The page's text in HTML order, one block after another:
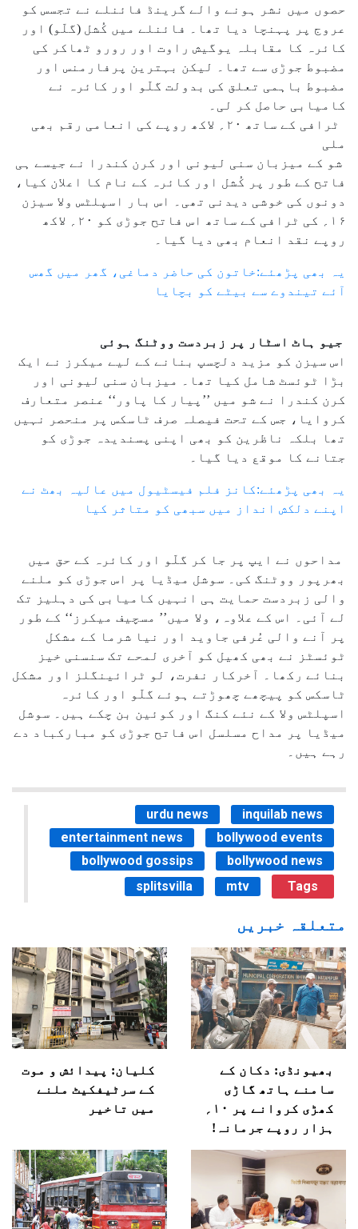
حصوں میں نشر ہونے والے گرینڈ فائنلے نے تجسس کو
عروج پر پہنچا دیا تھا۔ فائنلے میں کُشل (گلّو) اور
کائرہ کا مقابلہ یوگیش راوت اور رورو ٹھاکر کی
مضبوط جوڑی سے تھا۔ لیکن بہترین پرفارمنس اور
مضبوط باہمی تعلق کی بدولت گلّو اور کائرہ نے
کامیابی حاصل کر لی۔
ٹرافی کے ساتھ ۲۰؍ لاکھ روپے کی انعامی رقم بھی
ملی
شو کے میزبان سنی لیونی اور کرن کندرا نے جیسے ہی
فاتح کے طور پر کُشل اور کائرہ کے نام کا اعلان کیا،
دونوں کی خوشی دیدنی تھی۔ اس بار اسپلٹس ولا سیزن
۱۶؍ کی ٹرافی کے ساتھ اس فاتح جوڑی کو ۲۰؍ لاکھ
روپے نقد انعام بھی دیا گیا۔
یہ بھی پڑھئے:خاتون کی حاضر دماغی، گھر میں گھس
آئے تیندوے سے بیٹے کو بچایا
جیو ہاٹ اسٹار پر زبردست ووٹنگ ہوئی
اس سیزن کو مزید دلچسپ بنانے کے لیے میکرز نے ایک
بڑا ٹوئسٹ شامل کیا تھا۔ میزبان سنی لیونی اور
کرن کندرا نے شو میں ’’پیار کا پاور‘‘ عنصر متعارف
کروایا، جس کے تحت فیصلہ صرف ٹاسکس پر منحصر نہیں
تھا بلکہ ناظرین کو بھی اپنی پسندیدہ جوڑی کو
جتانے کا موقع دیا گیا۔
یہ بھی پڑھئے:کانز فلم فیسٹیول میں عالیہ بھٹ نے
اپنے دلکش انداز میں سبھی کو متاثر کیا
مداحوں نے ایپ پر جا کر گلّو اور کائرہ کے حق میں
بھرپور ووٹنگ کی۔ سوشل میڈیا پر اس جوڑی کو ملنے
والی زبردست حمایت ہی انہیں کامیابی کی دہلیز تک
لے آئی۔ اس کے علاوہ، ولا میں’’ مسچیف میکرز‘‘ کے طور
پر آنے والی عُرفی جاوید اور نیا شرما کے مشکل
ٹوئسٹز نے بھی کھیل کو آخری لمحے تک سنسنی خیز
بنائے رکھا۔ آخرکار نفرت، لو ٹرائینگلز اور مشکل
ٹاسکس کو پیچھے چھوڑتے ہوئے گلّو اور کائرہ
اسپلٹس ولا کے نئے کنگ اور کوئین بن چکے ہیں۔ سوشل
میڈیا پر مداح مسلسل اس فاتح جوڑی کو مبارکباد دے
رہے ہیں۔
urdu news
inquilab news
entertainment news
bollywood events
bollywood gossips
bollywood news
splitsvilla
mtv Tags
متعلقہ خبریں
بھیونڈی: دکان کے
سامنے ہاتھ گاڑی
کھڑی کروانے پر ۱۰؍
ہزار روپے جرمانہ!
کلیان: پیدائش و موت
کے سرٹیفکیٹ ملنے
میں تاخیر